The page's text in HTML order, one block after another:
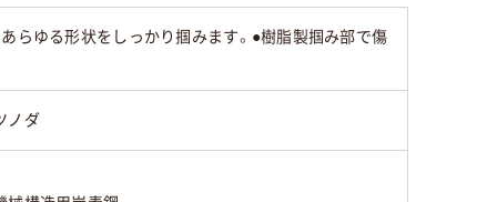
らゆる形状をしっかり掴みます。●樹脂製掴み部で傷
ノダ